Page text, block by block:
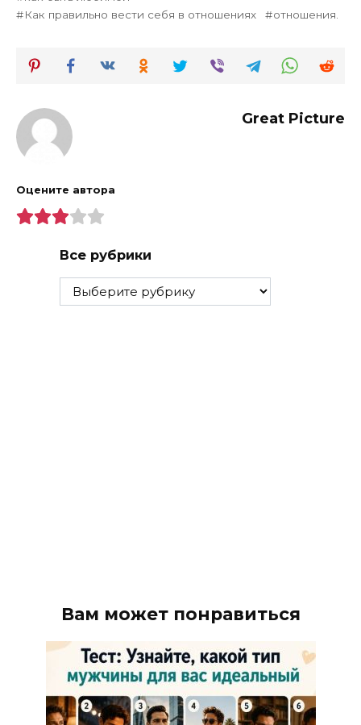
Как правильно вести себя в отношениях
отношения.
Great Picture
Оцените автора
Все рубрики
Все
рубрики
Вам может понравиться